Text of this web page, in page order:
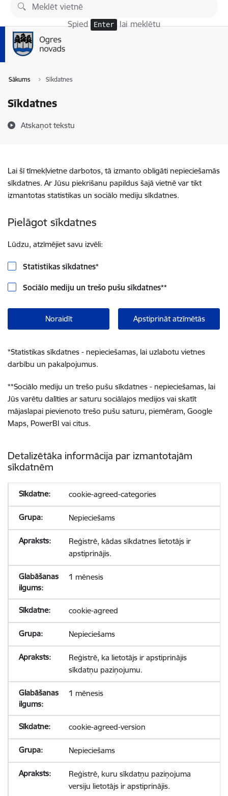
Pāriet uz lapas saturu
Spied Enter lai meklētu
Sākums Sīkdatnes
Sīkdatnes
Atskaņot tekstu
Lai šī tīmekļvietne darbotos, tā izmanto obligāti nepieciešamās
sīkdatnes. Ar Jūsu piekrišanu papildus šajā vietnē var tikt
izmantotas statistikas un sociālo mediju sīkdatnes.
Pielāgot sīkdatnes
Lūdzu, atzīmējiet savu izvēli:
Statistikas sīkdatnes*
Sociālo mediju un trešo pušu sīkdatnes**
Noraidīt Apstiprināt atzīmētās
*Statistikas sīkdatnes - nepieciešamas, lai uzlabotu vietnes
darbību un pakalpojumus.
**Sociālo mediju un trešo pušu sīkdatnes - nepieciešamas, lai
Jūs varētu dalīties ar saturu sociālajos medijos vai skatīt
mājaslapai pievienoto trešo pušu saturu, piemēram, Google
Maps, PowerBI vai citus.
Detalizētāka informācija par izmantotajām
sīkdatnēm
cookie-agreed-categories
Nepieciešams
Reģistrē, kādas sīkdatnes lietotājs ir
apstiprinājis.
1 mēnesis
cookie-agreed
Nepieciešams
Reģistrē, ka lietotājs ir apstiprinājis
sīkdatņu paziņojumu.
1 mēnesis
cookie-agreed-version
Nepieciešams
Reģistrē, kuru sīkdatņu paziņojuma
versiju lietotājs ir apstiprinājis.